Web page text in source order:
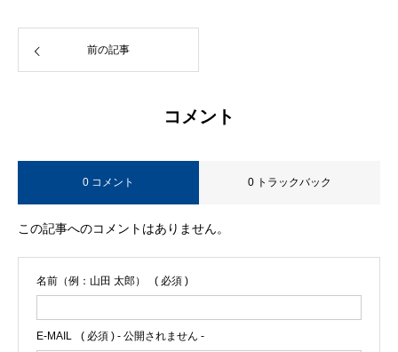
前の記事
コメント
0 コメント 0 トラックバック
この記事へのコメントはありません。
名前（例：山田 太郎） ( 必須 )
E-MAIL ( 必須 ) - 公開されません -